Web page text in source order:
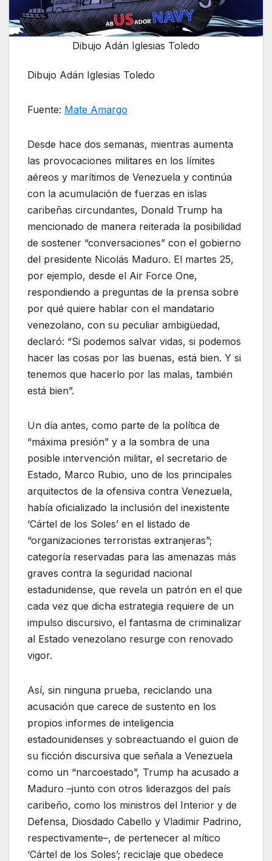
Dibujo Adán Iglesias Toledo
Dibujo Adán Iglesias Toledo
Fuente: Mate Amargo
Desde hace dos semanas, mientras aumenta
las provocaciones militares en los límites
aéreos y marítimos de Venezuela y continúa
con la acumulación de fuerzas en islas
caribeñas circundantes, Donald Trump ha
mencionado de manera reiterada la posibilidad
de sostener “conversaciones” con el gobierno
del presidente Nicolás Maduro. El martes 25,
por ejemplo, desde el Air Force One,
respondiendo a preguntas de la prensa sobre
por qué quiere hablar con el mandatario
venezolano, con su peculiar ambigüedad,
declaró: “Si podemos salvar vidas, si podemos
hacer las cosas por las buenas, está bien. Y si
tenemos que hacerlo por las malas, también
está bien”.
Un día antes, como parte de la política de
“máxima presión” y a la sombra de una
posible intervención militar, el secretario de
Estado, Marco Rubio, uno de los principales
arquitectos de la ofensiva contra Venezuela,
había oficializado la inclusión del inexistente
‘Cártel de los Soles’ en el listado de
“organizaciones terroristas extranjeras”;
categoría reservadas para las amenazas más
graves contra la seguridad nacional
estadunidense, que revela un patrón en el que
cada vez que dicha estrategia requiere de un
impulso discursivo, el fantasma de criminalizar
al Estado venezolano resurge con renovado
vigor.
Así, sin ninguna prueba, reciclando una
acusación que carece de sustento en los
propios informes de inteligencia
estadounidenses y sobreactuando el guion de
su ficción discursiva que señala a Venezuela
como un “narcoestado”, Trump ha acusado a
Maduro –junto con otros liderazgos del país
caribeño, como los ministros del Interior y de
Defensa, Diosdado Cabello y Vladimir Padrino,
respectivamente–, de pertenecer al mítico
‘Cártel de los Soles’; reciclaje que obedece